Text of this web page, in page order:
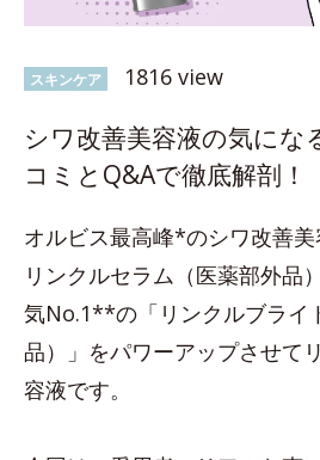
スキンケア 1816 view
シワ改善美容液の気にな
コミとQ&Aで徹底解剖！
オルビス最高峰*のシワ改善
リンクルセラム（医薬部外品
気No.1**の「リンクルブライ
品）」をパワーアップさせて
容液です。